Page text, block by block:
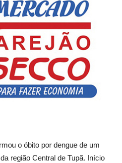
o óbito por dengue de um
região Central de Tupã. Início